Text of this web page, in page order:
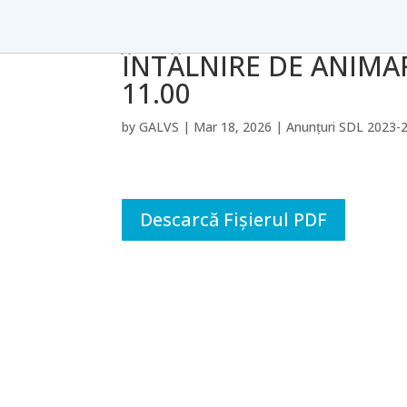
ÎNTÂLNIRE DE
11.00
byGALVS | Mar 18, 2026 |Anunțuri SDL 2023-
Descarcă Fișierul PDF